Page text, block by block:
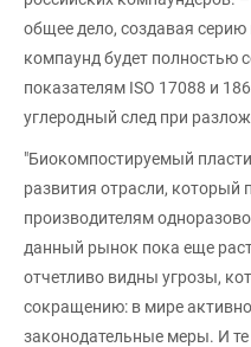
общее дело, создавая
компаунд будет полностью
показателям ISO 17088 и
углеродный след при
"Биокомпостируемый
развития отрасли, который
производителям
данный рынок пока еще
отчетливо видны угрозы,
сокращению: в мире
законодательные меры. И